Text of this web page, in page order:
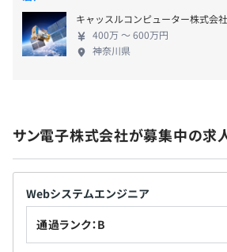
社会保険完備（健康保険・厚生年金
3ヶ月（条件などの変更はありません）
キャッスルコンピューター株式会社
400万 〜 600万円
神奈川県
サン電子株式会社が募集中の求
Webシステムエンジニア
通過ランク：B